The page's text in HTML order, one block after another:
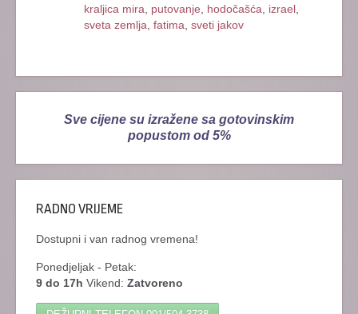
kraljica mira
putovanje hodočašća izrael
sveta zemlja fatima sveti jakov
Sve cijene su izražene sa gotovinskim
popustom od 5%
RADNO VRIJEME
Dostupni i van radnog vremena!
Ponedjeljak - Petak:
9 do 17h Vikend: Zatvoreno